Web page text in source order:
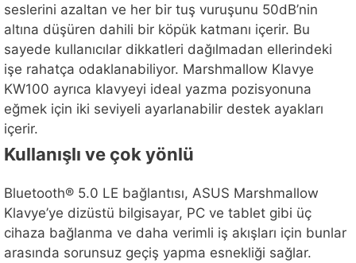
seslerini azaltan ve her bir tuş vuruşunu 50dB’nin
altına düşüren dahili bir köpük katmanı içerir. Bu
sayede kullanıcılar dikkatleri dağılmadan ellerindeki
işe rahatça odaklanabiliyor. Marshmallow Klavye
KW100 ayrıca klavyeyi ideal yazma pozisyonuna
eğmek için iki seviyeli ayarlanabilir destek ayakları
içerir.
Kullanışlı ve çok yönlü
Bluetooth® 5.0 LE bağlantısı, ASUS Marshmallow
Klavye’ye dizüstü bilgisayar, PC ve tablet gibi üç
cihaza bağlanma ve daha verimli iş akışları için bunlar
arasında sorunsuz geçiş yapma esnekliği sağlar.